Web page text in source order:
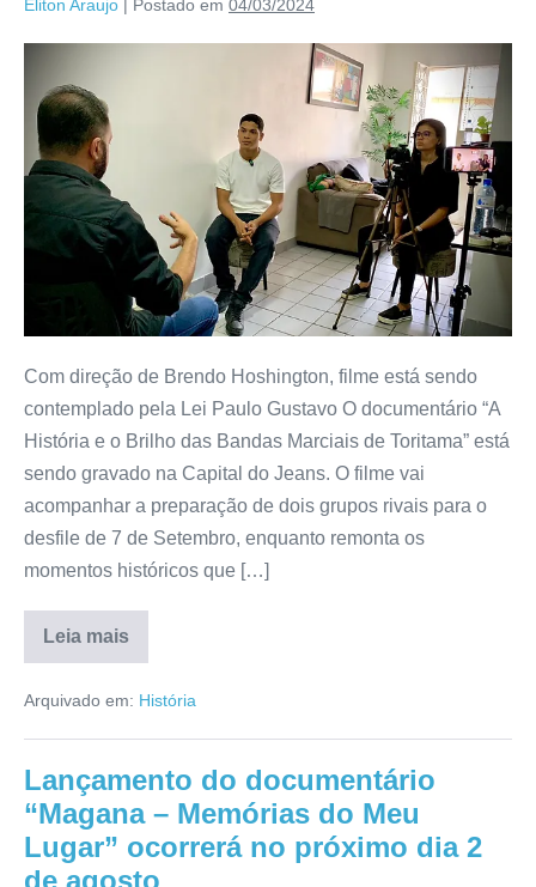
Eliton Araujo | Postado em 04/03/2024
Com direção de Brendo Hoshington, filme está sendo
contemplado pela Lei Paulo Gustavo O documentário “A
História e o Brilho das Bandas Marciais de Toritama” está
sendo gravado na Capital do Jeans. O filme vai
acompanhar a preparação de dois grupos rivais para o
desfile de 7 de Setembro, enquanto remonta os
momentos históricos que […]
Leia mais
Arquivado em: História
Lançamento do documentário
“Magana – Memórias do Meu
Lugar” ocorrerá no próximo dia 2